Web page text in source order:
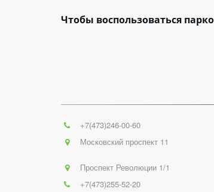
Чтобы воспользоваться
+7(473)246-00-60
Московский проспект 11
Проспект Революции 1/1
+7(473)255-52-20